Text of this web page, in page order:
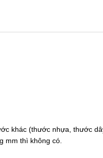
khác (thước nhựa, thước
mm thì không có.